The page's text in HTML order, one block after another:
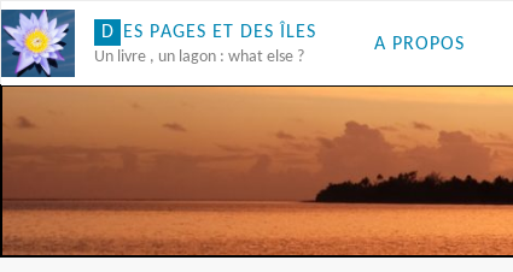
Skip
to
content
D ES PAGES ET DES LES
Un livre , un lagon : what else ?
A PROPOS